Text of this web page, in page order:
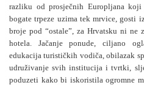
razliku od prosječnih Europljana
bogate trpeze uzima tek mrvice, gosti
broje pod “ostale”, za Hrvatsku ni
hotela. Jačanje ponude, ciljano
edukacija turističkih vodiča, obilazak
udruživanje svih institucija i tvrtki,
poduzeti kako bi iskoristila ogromne